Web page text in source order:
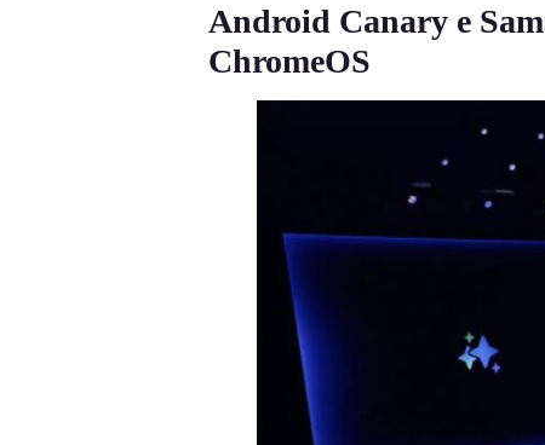
Android Canary e
ChromeOS